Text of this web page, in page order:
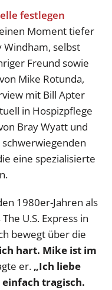
Moment tiefer
selbst
Freund sowie
Mike Rotunda,
mit Bill Apter
in Hospizpflege
Bray Wyatt und
eine spezialisierte
1980er-Jahren als
U.S. Express in
bewegt über die
hart. Mike ist im
er. „Ich liebe
einfach tragisch.